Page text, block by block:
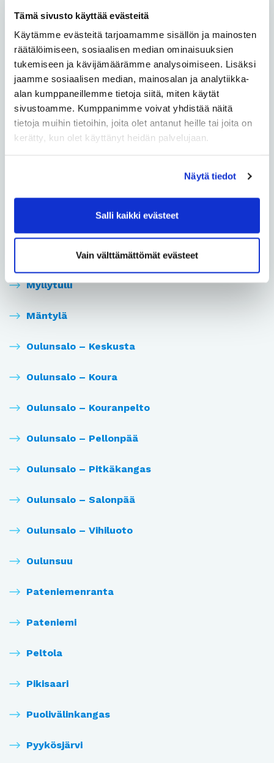
Tämä sivusto käyttää evästeitä
Käytämme evästeitä tarjoamamme sisällön ja mainosten
räätälöimiseen, sosiaalisen median ominaisuuksien
tukemiseen ja kävijämäärämme analysoimiseen. Lisäksi
jaamme sosiaalisen median, mainosalan ja analytiikka-
alan kumppaneillemme tietoja siitä, miten käytät
sivustoamme. Kumppanimme voivat yhdistää näitä
tietoja muihin tietoihin, joita olet antanut heille tai joita on
kerätty, kun olet käyttänyt heidän palvelujaan.
Näytä tiedot
Salli kaikki evästeet
Vain välttämättömät evästeet
Koskela
Kuivasjärvi
Kuivasranta
Kynsilehto
Myllytulli
Mäntylä
Oulunsalo – Keskusta
Oulunsalo – Koura
Oulunsalo – Kouranpelto
Oulunsalo – Pellonpää
Oulunsalo – Pitkäkangas
Oulunsalo – Salonpää
Oulunsalo – Vihiluoto
Oulunsuu
Pateniemenranta
Pateniemi
Peltola
Pikisaari
Puolivälinkangas
Pyykösjärvi